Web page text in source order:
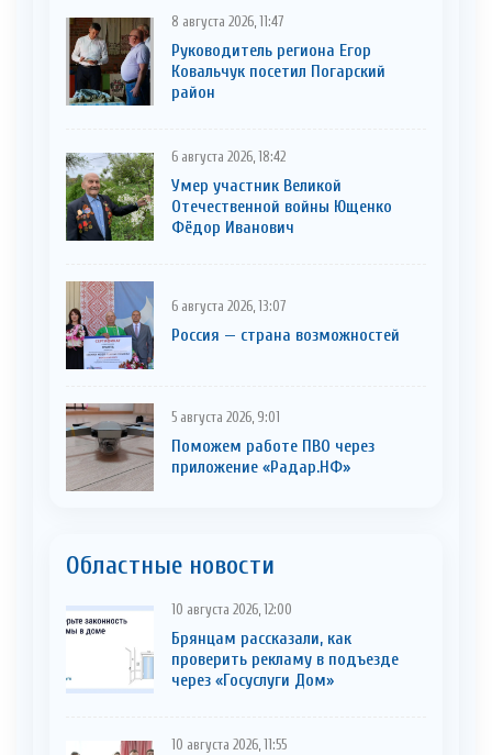
8 августа 2026, 11:47
Руководитель региона Егор
Ковальчук посетил Погарский
район
6 августа 2026, 18:42
Умер участник Великой
Отечественной войны Ющенко
Фёдор Иванович
6 августа 2026, 13:07
Россия — страна возможностей
5 августа 2026, 9:01
Поможем работе ПВО через
приложение «Радар.НФ»
Областные новости
10 августа 2026, 12:00
Брянцам рассказали, как
проверить рекламу в подъезде
через «Госуслуги Дом»
10 августа 2026, 11:55